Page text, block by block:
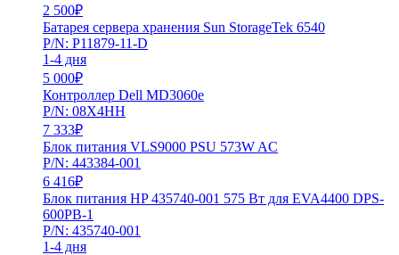
2 500₽
Батарея сервера хранения Sun StorageTek 6540
P/N: P11879-11-D
1-4 дня
5 000₽
Контроллер Dell MD3060e
P/N: 08X4HH
7 333₽
Блок питания VLS9000 PSU 573W AC
P/N: 443384-001
6 416₽
Блок питания HP 435740-001 575 Вт для EVA4400 DPS-
600PB-1
P/N: 435740-001
1-4 дня